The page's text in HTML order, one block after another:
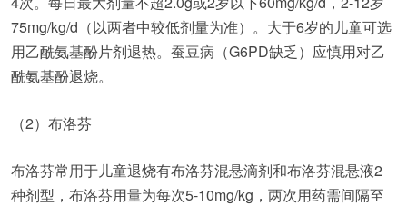
75mg/kg/d（以两者中较低剂量为准）。大于6岁的儿童可选
用乙酰氨基酚片剂退热。蚕豆病（G6PD缺乏）应慎用对乙
酰氨基酚退烧。
（2）布洛芬
布洛芬常用于儿童退烧有布洛芬混悬滴剂和布洛芬混悬液2
种剂型，布洛芬用量为每次5-10mg/kg，两次用药需间隔至